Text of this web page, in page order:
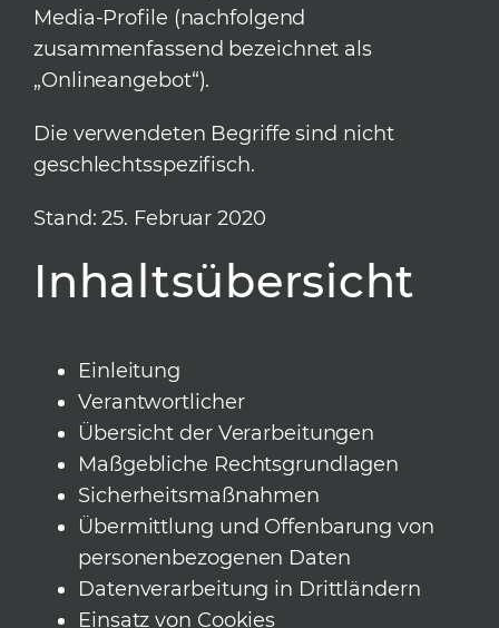
Media-Profile (nachfolgend
zusammenfassend bezeichnet als
„Onlineangebot“).
Die verwendeten Begriffe sind nicht
geschlechtsspezifisch.
Stand: 25. Februar 2020
Inhaltsübersicht
Einleitung
Verantwortlicher
Übersicht der Verarbeitungen
Maßgebliche Rechtsgrundlagen
Sicherheitsmaßnahmen
Übermittlung und Offenbarung von
personenbezogenen Daten
Datenverarbeitung in Drittländern
Einsatz von Cookies